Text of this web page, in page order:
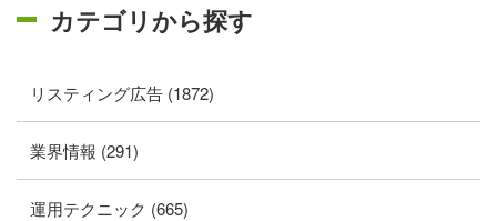
カテゴリから探す
リスティング広告 (1872)
業界情報 (291)
運用テクニック (665)